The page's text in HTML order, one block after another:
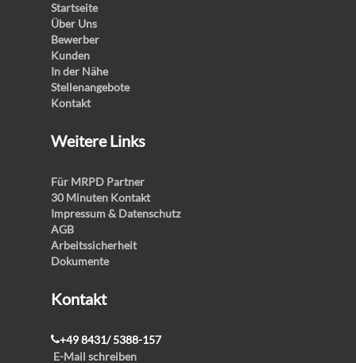
Startseite
Über Uns
Bewerber
Kunden
In der Nähe
Stellenangebote
Kontakt
Weitere Links
Für MRPD Partner
30 Minuten Kontakt
Impressum & Datenschutz
AGB
Arbeitssicherheit
Dokumente
Kontakt
+49 8431/ 5388-157
E-Mail schreiben